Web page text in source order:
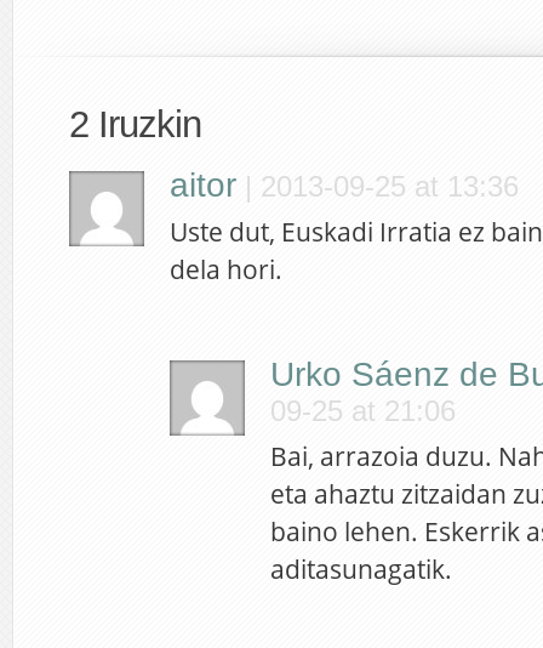
2 Iruzkin
aitor | 2013-09-25 at 13:36
Uste dut, Euskadi Irratia ez
dela hori.
Urko Sáenz de
09-25 at 21:06
Bai, arrazoia duzu.
eta ahaztu zitzaidan
baino lehen. Eskerrik
aditasunagatik.